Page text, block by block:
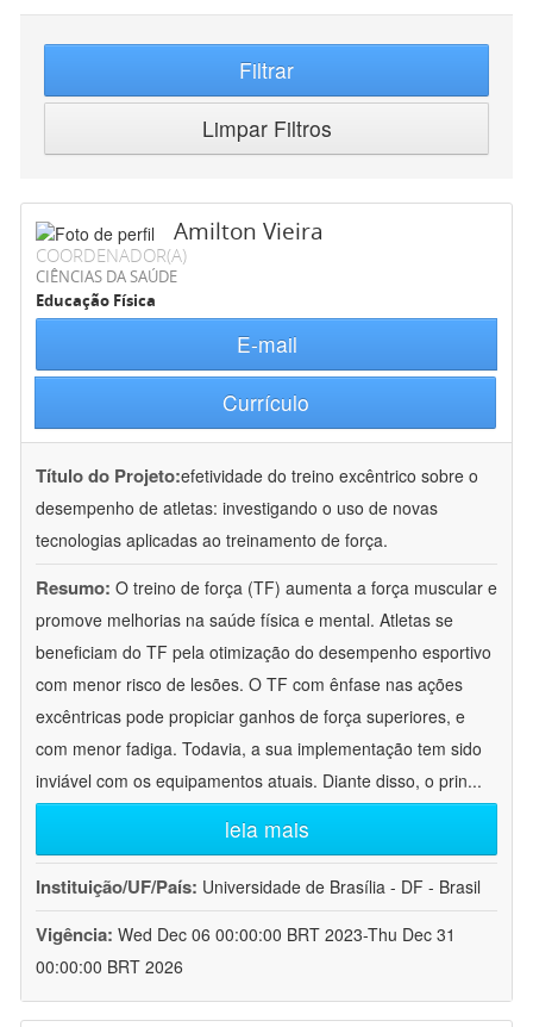
Filtrar
Limpar Filtros
Amilton Vieira
COORDENADOR(A)
CIÊNCIAS DA SAÚDE
Educação Física
E-mail
Currículo
Título do Projeto:efetividade do treino excêntrico sobre o
desempenho de atletas: investigando o uso de novas
tecnologias aplicadas ao treinamento de força.
Resumo: O treino de força (TF) aumenta a força muscular e
promove melhorias na saúde física e mental. Atletas se
beneficiam do TF pela otimização do desempenho esportivo
com menor risco de lesões. O TF com ênfase nas ações
excêntricas pode propiciar ganhos de força superiores, e
com menor fadiga. Todavia, a sua implementação tem sido
inviável com os equipamentos atuais. Diante disso, o prin...
leia mais
Instituição/UF/País: Universidade de Brasília - DF - Brasil
Vigência: Wed Dec 06 00:00:00 BRT 2023-Thu Dec 31
00:00:00 BRT 2026